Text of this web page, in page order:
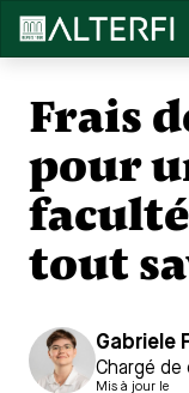
Frais
pour
tout
Gabriele
Chargé
Mis à jour le